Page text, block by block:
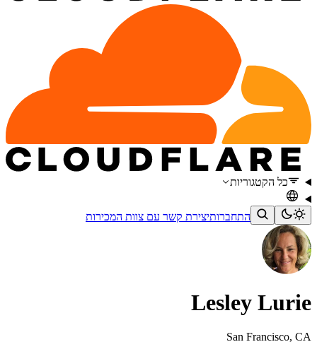
כל הקטגוריות
התחברותיצירת קשר עם צוות המכירות
Lesley Lurie
San Francisco, CA